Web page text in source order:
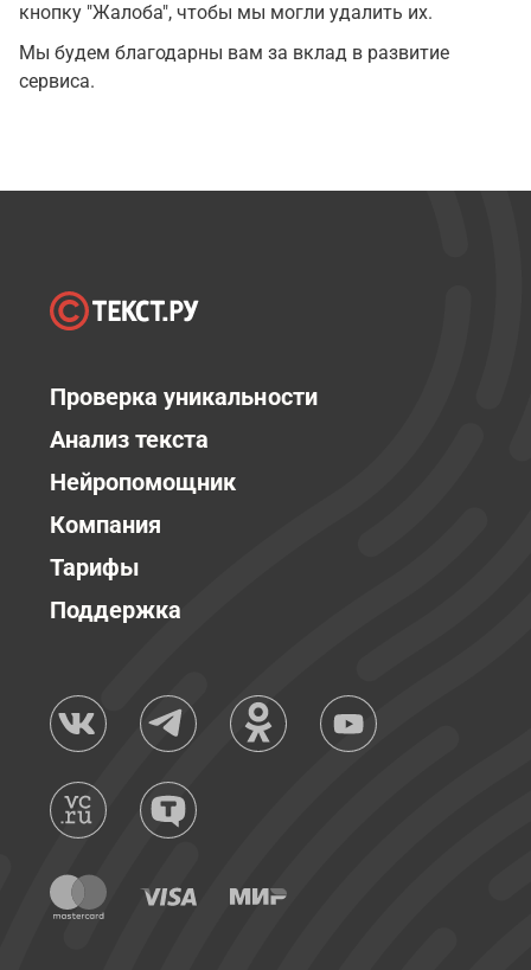
кнопку "Жалоба", чтобы мы могли удалить их.
Мы будем благодарны вам за вклад в развитие
сервиса.
Проверка уникальности
Анализ текста
Нейропомощник
Компания
Тарифы
Поддержка